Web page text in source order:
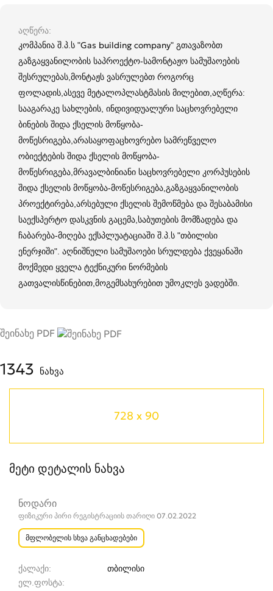
აღწერა
კომპანია შ.პ.ს "Gas building company" გთავაზობთ
გაზგაყვანილობის საპროექტო-სამონტაჟო სამუშაოების
შესრულებას,მონტაჟს ვასრულებთ როგორც
ფოლადის,ასევე მეტალოპლასტმასის მილებით,აღწერა:
სააგარაკე სახლების, ინდივიდუალური საცხოვრებელი
ბინების შიდა ქსელის მოწყობა-
მოწესრიგება,არასაყოფაცხოვრებო სამრეწველო
ობიექტების შიდა ქსელის მოწყობა-
მოწესრიგება,მრავალბინიანი საცხოვრებელი კორპუსების
შიდა ქსელის მოწყობა-მოწესრიგება,გაზგაყვანილობის
პროექტირება,არსებული ქსელის შემოწმება და შესაბამისი
საექსპერტო დასკვნის გაცემა,საბუთების მომზადება და
ჩაბარება-მიღება ექსპლუატაციაში შ.პ.ს "თბილისი
ენერჯიში". აღნიშნული სამუშაოები სრულდება ქვეყანაში
მოქმედი ყველა ტექნიკური ნორმების
გათვალისწინებით,მოგემსახურებით უმოკლეს ვადებში.
შეინახე PDF
1343 ნახვა
728 x 90
მეტი დეტალის ნახვა
ნოდარი
ფიზიკური პირი რეგისტრაციის თარიღი 07.02.2022
მფლობელის სხვა განცხადებები
ქალაქი
თბილისი
ელ.ფოსტა